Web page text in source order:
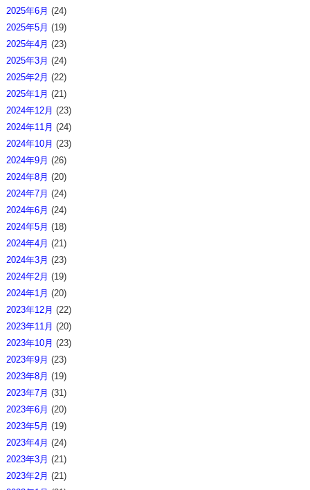
2025年6月 (24)
2025年5月 (19)
2025年4月 (23)
2025年3月 (24)
2025年2月 (22)
2025年1月 (21)
2024年12月 (23)
2024年11月 (24)
2024年10月 (23)
2024年9月 (26)
2024年8月 (20)
2024年7月 (24)
2024年6月 (24)
2024年5月 (18)
2024年4月 (21)
2024年3月 (23)
2024年2月 (19)
2024年1月 (20)
2023年12月 (22)
2023年11月 (20)
2023年10月 (23)
2023年9月 (23)
2023年8月 (19)
2023年7月 (31)
2023年6月 (20)
2023年5月 (19)
2023年4月 (24)
2023年3月 (21)
2023年2月 (21)